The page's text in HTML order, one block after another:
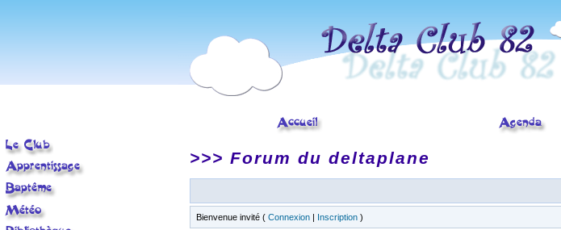
>>> Forum du deltaplane
Bienvenue invité ( Connexion | Inscription )